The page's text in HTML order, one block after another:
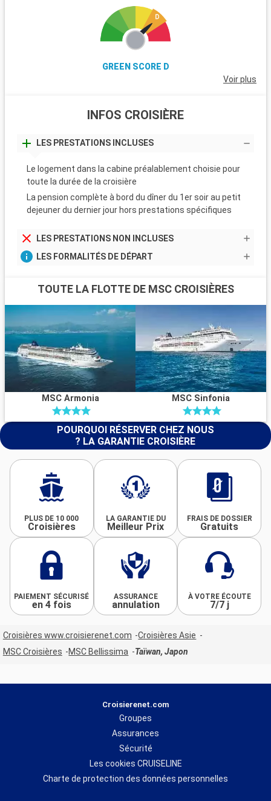
GREEN SCORE D
Voir plus
INFOS CROISIÈRE
LES PRESTATIONS INCLUSES
Le logement dans la cabine préalablement choisie pour
toute la durée de la croisière
La pension complète à bord du dîner du 1er soir au petit
dejeuner du dernier jour hors prestations spécifiques
LES PRESTATIONS NON INCLUSES
LES FORMALITÉS DE DÉPART
TOUTE LA FLOTTE DE MSC CROISIÈRES
MSC Armonia MSC Sinfonia
POURQUOI RÉSERVER CHEZ NOUS
? LA GARANTIE CROISIÈRE
PLUS DE 10 000
Croisières
LA GARANTIE DU
Meilleur Prix
FRAIS DE DOSSIER
Gratuits
PAIEMENT SÉCURISÉ
en 4 fois
ASSURANCE
annulation
À VOTRE ÉCOUTE
7/7 j
Croisières www.croisierenet.com
Croisières Asie
MSC Croisières
MSC Bellissima Taïwan, Japon
Croisierenet.com
Groupes
Assurances
Sécurité
Les cookies CRUISELINE
Charte de protection des données personnelles